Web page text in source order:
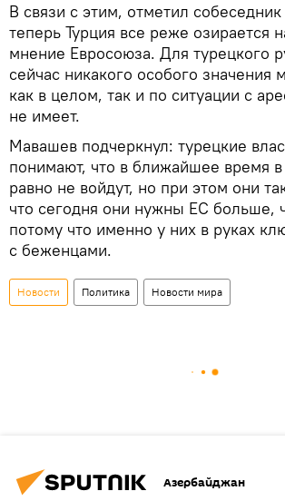
В связи с этим, отметил
теперь Турция все реже озирается
мнение Евросоюза. Для турецкого
сейчас никакого особого значения
как в целом, так и по ситуации с
не имеет.
Мавашев подчеркнул: турецкие
понимают, что в ближайшее время
равно не войдут, но при этом они
что сегодня они нужны ЕС больше,
потому что именно у них в руках
с беженцами.
Новости Политика Новости мира
Азербайджан